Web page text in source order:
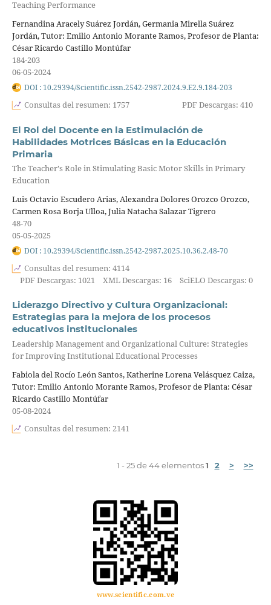
Teaching Performance
Fernandina Aracely Suárez Jordán, Germania Mirella Suárez
Jordán, Tutor: Emilio Antonio Morante Ramos, Profesor de Planta:
César Ricardo Castillo Montúfar
184-203
06-05-2024
DOI : 10.29394/Scientific.issn.2542-2987.2024.9.E2.9.184-203
Consultas del resumen: 1757 PDF Descargas: 410
El Rol del Docente en la Estimulación de
Habilidades Motrices Básicas en la Educación
Primaria
The Teacher's Role in Stimulating Basic Motor Skills in Primary
Education
Luis Octavio Escudero Arias, Alexandra Dolores Orozco Orozco,
Carmen Rosa Borja Ulloa, Julia Natacha Salazar Tigrero
48-70
05-05-2025
DOI : 10.29394/Scientific.issn.2542-2987.2025.10.36.2.48-70
Consultas del resumen: 4114
PDF Descargas: 1021
XML Descargas: 16 SciELO Descargas: 0
Liderazgo Directivo y Cultura Organizacional:
Estrategias para la mejora de los procesos
educativos institucionales
Leadership Management and Organizational Culture: Strategies
for Improving Institutional Educational Processes
Fabiola del Rocío León Santos, Katherine Lorena Velásquez Caiza,
Tutor: Emilio Antonio Morante Ramos, Profesor de Planta: César
Ricardo Castillo Montúfar
05-08-2024
Consultas del resumen: 2141
1 - 25 de 44 elementos1 2 > >>
www.scientific.com.ve